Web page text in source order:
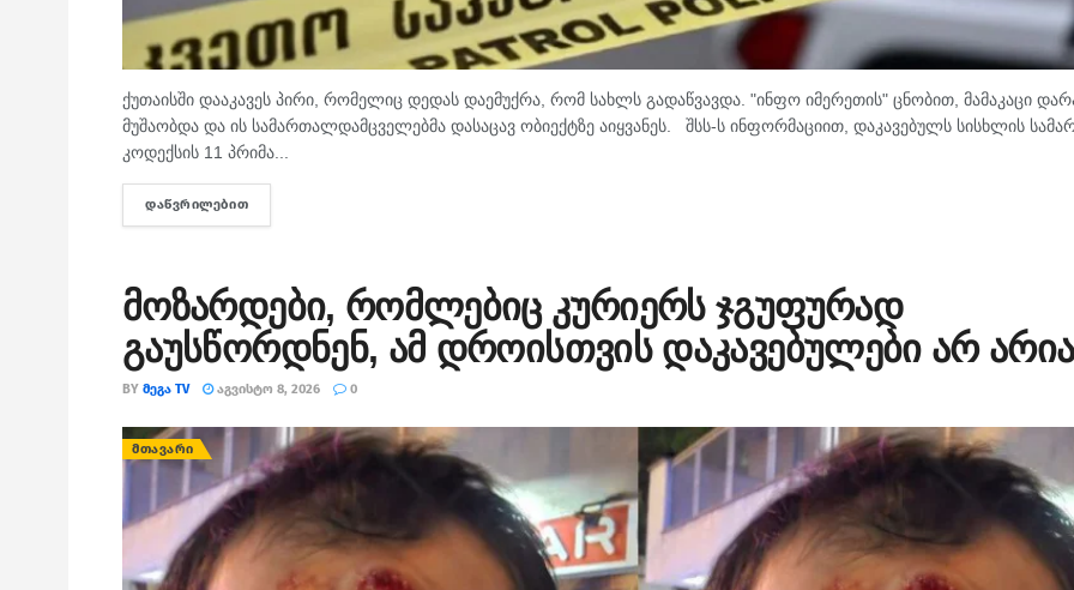
ქუთაისში დააკავეს პირი, რომელიც დედას დაემუქრა, რომ სახლს გადაწვავდა. "ინფო იმერეთის" ცნობით, მამაკაცი
მუშაობდა და ის სამართალდამცველებმა დასაცავ ობიექტზე აიყვანეს. შსს-ს ინფორმაციით, დაკავებულს სისხლის
კოდექსის 11 პრიმა...
ᲓᲐᲬᲕᲠᲘᲚᲔᲑᲘᲗ
მოზარდები, რომლებიც კურიერს ჯგუფურად
გაუსწორდნენ, ამ დროისთვის დაკავებულები არ
BY ᲛᲔᲒᲐ TV ᲐᲒᲕᲘᲡᲢᲝ 8, 2026 0
ᲛᲗᲐᲕᲐᲠᲘ